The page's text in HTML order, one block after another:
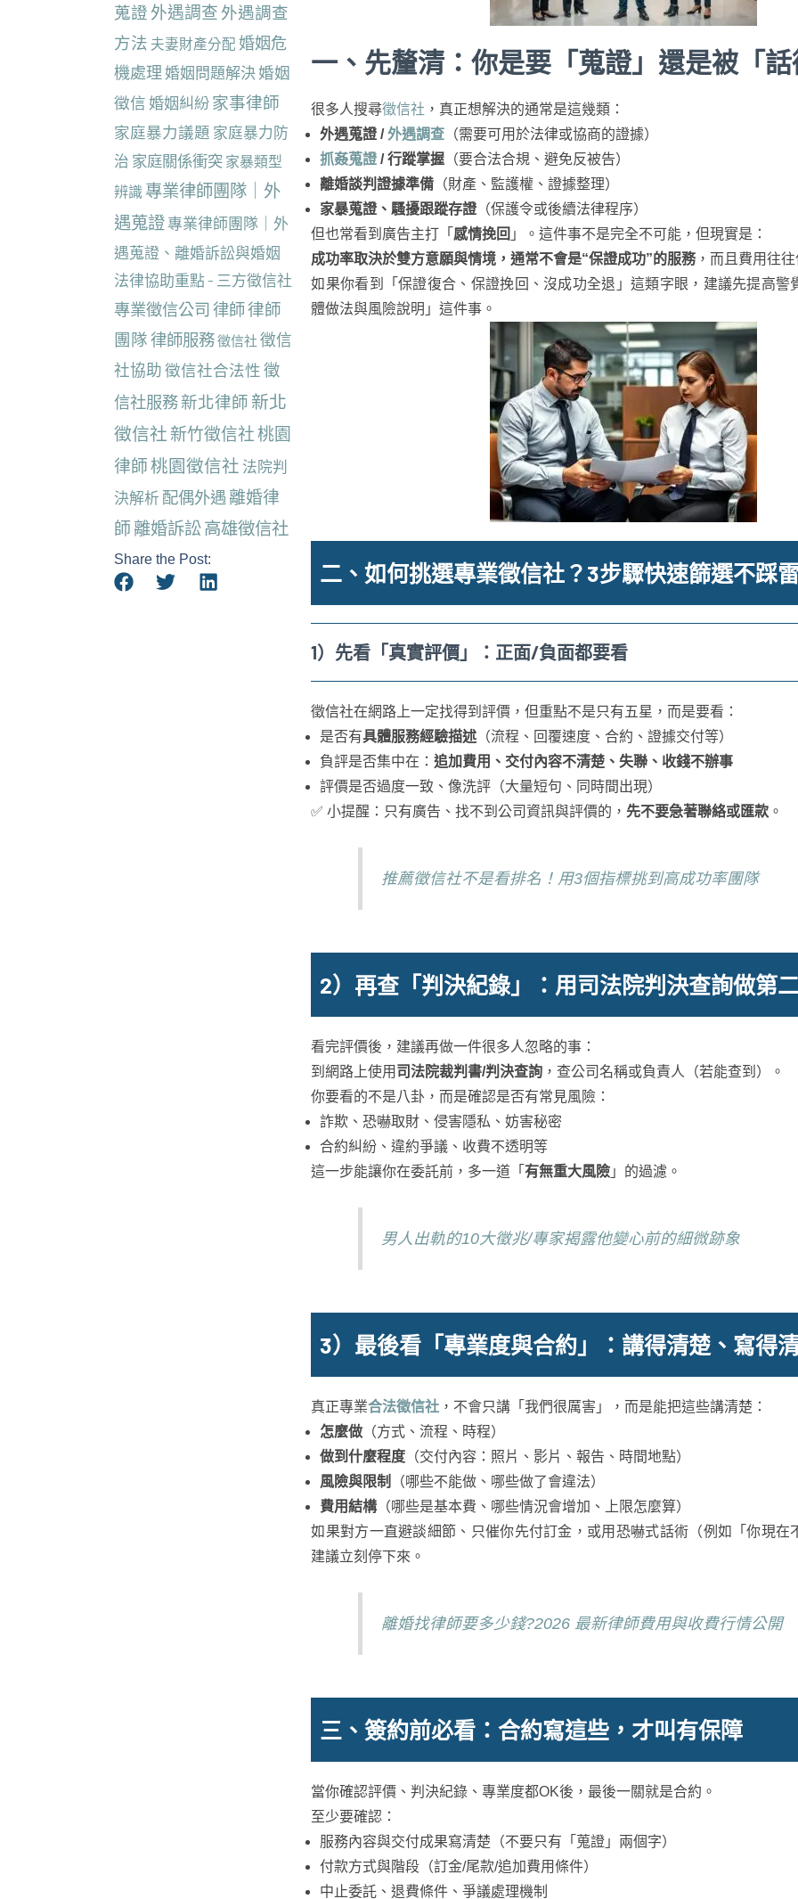
蒐證 外遇調查 外遇調查
方法 夫妻財產分配 婚姻危
機處理 婚姻問題解決婚姻
徵信 婚姻糾紛 家事律師
家庭暴力議題 家庭暴力防
治 家庭關係衝突 家暴類型
辨識 專業律師團隊｜外
遇蒐證專業律師團隊｜外
遇蒐證、離婚訴訟與婚姻
法律協助重點 - 三方徵信社
專業徵信公司律師律師
團隊律師服務徵信社 徵信
社協助徵信社合法性徵
信社服務 新北律師 新北
徵信社 新竹徵信社桃園
律師桃園徵信社 法院判
決解析 配偶外遇 離婚律
師 離婚訴訟高雄徵信社
Share the Post:
一、先釐清：你是要「蒐證」還是被「
很多人搜尋徵信社 ，真正想解決的通常是這幾類：
外遇蒐證 /外遇調查 （需要可用於法律或協商的證據）
抓姦蒐證 / 行蹤掌握 （要合法合規、避免反被告）
離婚談判證據準備 （財產、監護權、證據整理）
家暴蒐證、騷擾跟蹤存證 （保護令或後續法律程序）
但也常看到廣告主打「 感情挽回 」。這件事不是完全不可能，但現實是：
成功率取決於雙方意願與情境，通常不會是“保證成功”的服務 ，而且費用往
如果你看到「保證復合、保證挽回、沒成功全退」這類字眼，建議先提高警
體做法與風險說明」這件事。
二、如何挑選專業徵信社？3步驟快速篩選不踩
1）先看「真實評價」：正面/負面都要看
徵信社在網路上一定找得到評價，但重點不是只有五星，而是要看：
是否有具體服務經驗描述 （流程、回覆速度、合約、證據交付等）
負評是否集中在：追加費用、交付內容不清楚、失聯、收錢不辦事
評價是否過度一致、像洗評（大量短句、同時間出現）
✅ 小提醒：只有廣告、找不到公司資訊與評價的， 先不要急著聯絡或匯款 。
推薦徵信社不是看排名！用3個指標挑到高成功率團隊
2）再查「判決紀錄」：用司法院判決查詢做第
看完評價後，建議再做一件很多人忽略的事：
到網路上使用 司法院裁判書/判決查詢 ，查公司名稱或負責人（若能查到）。
你要看的不是八卦，而是確認是否有常見風險：
詐欺、恐嚇取財、侵害隱私、妨害秘密
合約糾紛、違約爭議、收費不透明等
這一步能讓你在委託前，多一道「有無重大風險 」的過濾。
男人出軌的10大徵兆/專家揭露他變心前的細微跡象
3）最後看「專業度與合約」：講得清楚、寫得
真正專業合法徵信社 ，不會只講「我們很厲害」，而是能把這些講清楚：
怎麼做 （方式、流程、時程）
做到什麼程度 （交付內容：照片、影片、報告、時間地點）
風險與限制
（哪些不能做、哪些做了會違法）
費用結構（哪些是基本費、哪些情況會增加、上限怎麼算）
如果對方一直避談細節、只催你先付訂金，或用恐嚇式話術（例如「你現在
建議立刻停下來。
離婚找律師要多少錢?2026 最新律師費用與收費行情公開
三、簽約前必看：合約寫這些，才叫有保障
當你確認評價、判決紀錄、專業度都OK後，最後一關就是合約。
至少要確認：
服務內容與交付成果寫清楚（不要只有「蒐證」兩個字）
付款方式與階段（訂金/尾款/追加費用條件）
中止委託、退費條件、爭議處理機制